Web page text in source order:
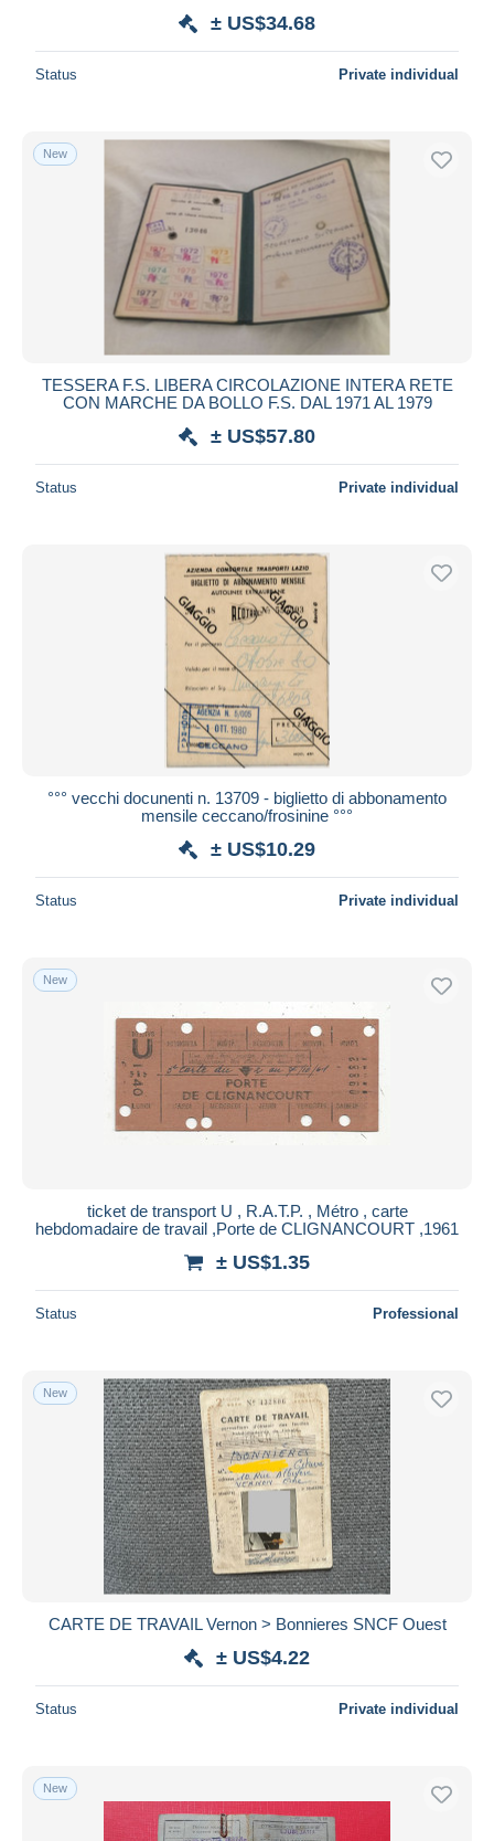
± US$34.68
Status Private individual
New
TESSERA F.S. LIBERA CIRCOLAZIONE INTERA RETE
CON MARCHE DA BOLLO F.S. DAL 1971 AL 1979
± US$57.80
Status Private individual
°°° vecchi docunenti n. 13709 - biglietto di abbonamento
mensile ceccano/frosinine °°°
± US$10.29
Status Private individual
New
ticket de transport U , R.A.T.P. , Métro , carte
hebdomadaire de travail ,Porte de CLIGNANCOURT ,1961
± US$1.35
Status Professional
New
CARTE DE TRAVAIL Vernon > Bonnieres SNCF Ouest
± US$4.22
Status Private individual
New